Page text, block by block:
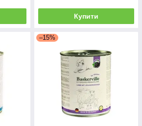
Купити
–15%